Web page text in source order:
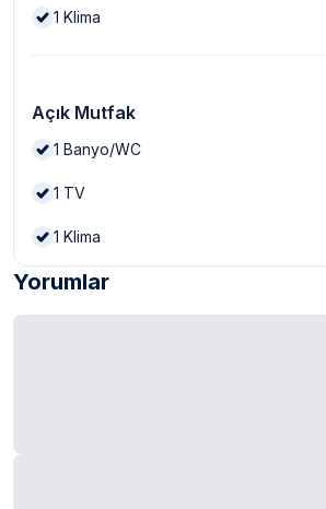
1 Klima
Açık Mutfak
1 Banyo/WC
1 TV
1 Klima
Yorumlar